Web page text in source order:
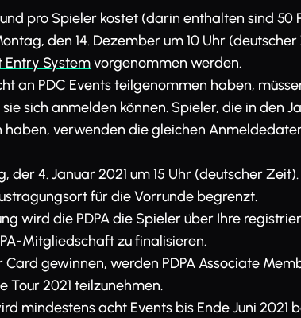
pro Spieler kostet (darin enthalten sind 50
den 14. Dezember um 10 Uhr
Entry Systemvorgenommen werden.
an PDC Events teilgenommen haben,
sie sich anmelden können. Spieler, die in den
haben, verwenden die gleichen
der 4. Januar 2021 um 15 Uhr (deutscher
für die Vorrunde begrenzt.
wird die PDPA die Spieler über Ihre
Mitgliedschaft zu finalisieren.
Card gewinnen, werden PDPA Associate
Tour 2021 teilzunehmen.
mindestens acht Events bis Ende Juni 2021